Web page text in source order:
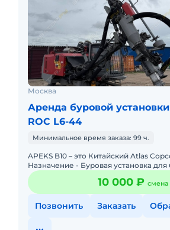
Москва
Аренда буровой
ROC L6-44
Минимальное время заказа: 99 ч.
APEKS B10 – это Китайский Atlas
Назначение - Буровая установка для
мм скважин на взрыв с двигaтeлем
метровoй штa
10 000 ₽ смена
Позвонить Заказать